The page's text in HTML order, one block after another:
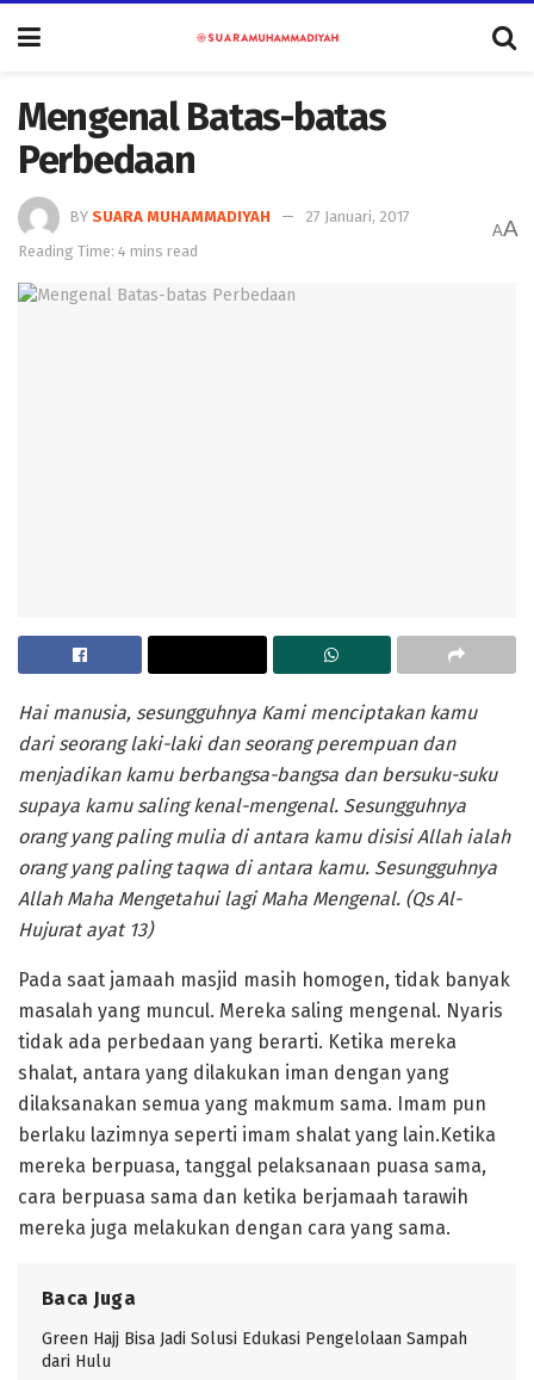
Mengenal Batas-batas
Perbedaan
BY SUARA MUHAMMADIYAH
27 Januari, 2017
Reading Time: 4 mins read
AA
Hai manusia, sesungguhnya Kami menciptakan kamu
dari seorang laki-laki dan seorang perempuan dan
menjadikan kamu berbangsa-bangsa dan bersuku-suku
supaya kamu saling kenal-mengenal. Sesungguhnya
orang yang paling mulia di antara kamu disisi Allah ia­lah
orang yang paling taqwa di antara kamu. Sesungguhnya
Allah Maha Mengetahui lagi Maha Mengenal. (Qs Al-
Hujurat ayat 13)
Pada saat jamaah masjid masih homogen, tidak banyak
masalah yang muncul. Mereka saling mengenal. Nyaris
tidak ada perbedaan yang berarti. Ketika mereka
shalat, antara yang dilakukan iman dengan yang
dilaksanakan semua yang makmum sama. Imam pun
berlaku lazimnya seperti imam shalat yang lain.Ketika
mereka berpuasa, tanggal pelaksanaan puasa sama,
cara berpuasa sama dan ketika berjamaah tarawih
mereka juga melakukan dengan cara yang sama.
Baca Juga
Green Hajj Bisa Jadi Solusi Edukasi Pengelolaan Sampah
dari Hulu